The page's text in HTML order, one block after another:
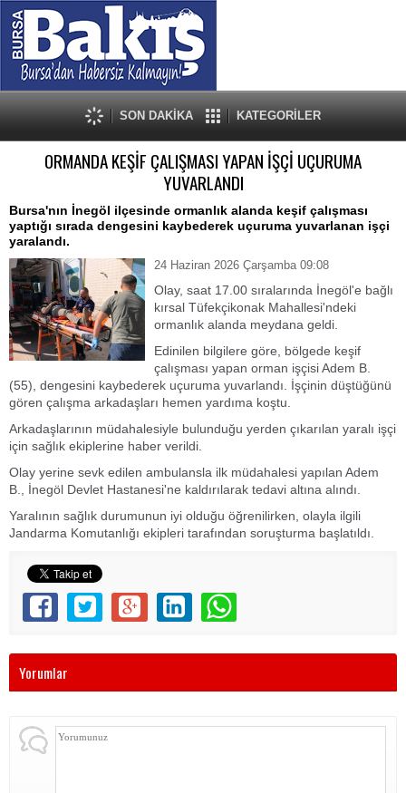
SON DAKİKA KATEGORİLER
ORMANDA KEŞİF ÇALIŞMASI YAPAN İŞÇİ UÇURUMA
YUVARLANDI
Bursa'nın İnegöl ilçesinde ormanlık alanda keşif çalışması
yaptığı sırada dengesini kaybederek uçuruma yuvarlanan işçi
yaralandı.
24 Haziran 2026 Çarşamba 09:08
Olay, saat 17.00 sıralarında İnegöl'e bağlı
kırsal Tüfekçikonak Mahallesi'ndeki
ormanlık alanda meydana geldi.
Edinilen bilgilere göre, bölgede keşif
çalışması yapan orman işçisi Adem B.
(55), dengesini kaybederek uçuruma yuvarlandı. İşçinin düştüğünü
gören çalışma arkadaşları hemen yardıma koştu.
Arkadaşlarının müdahalesiyle bulunduğu yerden çıkarılan yaralı işçi
için sağlık ekiplerine haber verildi.
Olay yerine sevk edilen ambulansla ilk müdahalesi yapılan Adem
B., İnegöl Devlet Hastanesi'ne kaldırılarak tedavi altına alındı.
Yaralının sağlık durumunun iyi olduğu öğrenilirken, olayla ilgili
Jandarma Komutanlığı ekipleri tarafından soruşturma başlatıldı.
Yorumlar